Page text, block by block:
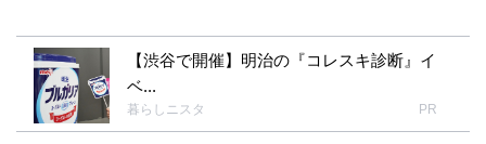
【渋谷で開催】明治の『コレスキ診断』イ
ベ...
暮らしニスタ PR